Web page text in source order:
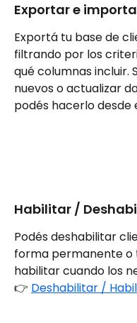
Exportar e
Exportá tu base de
filtrando por los
qué columnas incluir.
nuevos o actualizar
podés hacerlo
Habilitar /
Podés deshabilitar
forma permanente o
habilitar cuando los
👉 Deshabilitar /